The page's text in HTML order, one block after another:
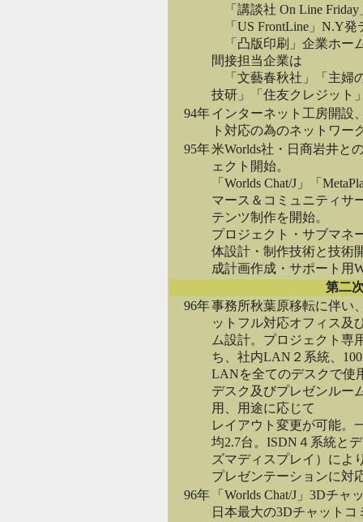
「講談社 On Line Friday
「US FrontLine」N.Y発
「凸版印刷」企業ホー
間接担当企業は
「文藝春秋社」「主婦
技研」「住友クレジット
94年インターネット工房開設
ト対応の為のネットワー
95年米Worlds社・日商岩井と
ェクト開始。
「Worlds Chat/J」「
マース＆コミュニティサ
テンツ制作を開始。
プロジェクト・サブマネ
体設計・制作技術と技術
成計画作成・サポート用
第二
96年事務所秋葉原移転に伴い
ットフル対応オフィス及
ム設計。プロジェクト専
ち、社内LAN２系統、
LANを全てのデスクで使
デスク及びプレゼンルー
用、用途に応じて
レイアウト変更が可能。
均2.7台。ISDN４系統と
ズマディスプレイ）によ
プレゼンテーションに対
96年
「Worlds Chat/J」3Dチ
日本最大の3Dチャット